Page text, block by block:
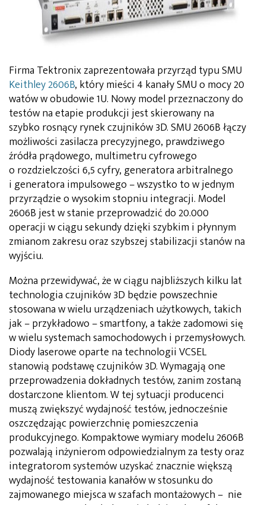
Firma Tektronix zaprezentowała przyrząd typu SMU
Keithley 2606B, który mieści 4 kanały SMU o mocy 20
watów w obudowie 1U. Nowy model przeznaczony do
testów na etapie produkcji jest skierowany na
szybko rosnący rynek czujników 3D. SMU 2606B łączy
możliwości zasilacza precyzyjnego, prawdziwego
źródła prądowego, multimetru cyfrowego
o rozdzielczości 6,5 cyfry, generatora arbitralnego
i generatora impulsowego – wszystko to w jednym
przyrządzie o wysokim stopniu integracji. Model
2606B jest w stanie przeprowadzić do 20.000
operacji w ciągu sekundy dzięki szybkim i płynnym
zmianom zakresu oraz szybszej stabilizacji stanów na
wyjściu.
Można przewidywać, że w ciągu najbliższych kilku lat
technologia czujników 3D będzie powszechnie
stosowana w wielu urządzeniach użytkowych, takich
jak – przykładowo – smartfony, a także zadomowi się
w wielu systemach samochodowych i przemysłowych.
Diody laserowe oparte na technologii VCSEL
stanowią podstawę czujników 3D. Wymagają one
przeprowadzenia dokładnych testów, zanim zostaną
dostarczone klientom. W tej sytuacji producenci
muszą zwiększyć wydajność testów, jednocześnie
oszczędzając powierzchnię pomieszczenia
produkcyjnego. Kompaktowe wymiary modelu 2606B
pozwalają inżynierom odpowiedzialnym za testy oraz
integratorom systemów uzyskać znacznie większą
wydajność testowania kanałów w stosunku do
zajmowanego miejsca w szafach montażowych – nie